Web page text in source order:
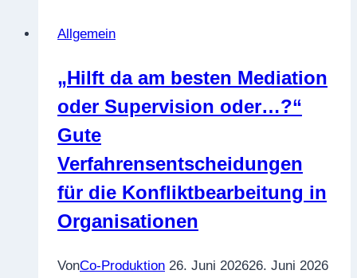
inne
Allgemein
„Hilft da am besten Mediation
oder Supervision oder…?“
Gute
Verfahrensentscheidungen
für die Konfliktbearbeitung in
Organisationen
VonCo-Produktion 26. Juni 202626. Juni 2026